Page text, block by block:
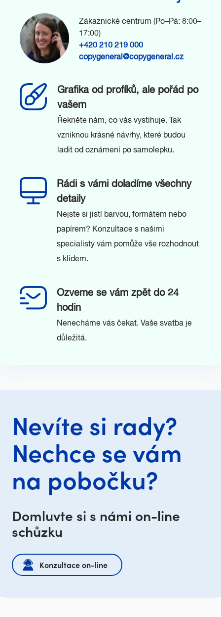
Zákaznické centrum (Po–Pá: 8:00–
17:00)
+420 210 219 000
copygeneral@copygeneral.cz
Grafika od profíků, ale pořád po
vašem
Řekněte nám, co vás vystihuje. Tak
vzniknou krásné návrhy, které budou
ladit od oznámení po samolepku.
Rádi s vámi doladíme všechny
detaily
Nejste si jistí barvou, formátem nebo
papírem? Konzultace s našimi
specialisty vám pomůže vše rozhodnout
s klidem.
Ozveme se vám zpět do 24
hodin
Nenecháme vás čekat. Vaše svatba je
důležitá.
Nevíte si rady?
Nechce se vám
na pobočku?
Domluvte si s námi on-line
schůzku
Konzultace on-line